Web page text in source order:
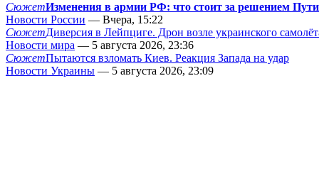
СюжетИзменения в армии РФ: что стоит за решением
Новости России — Вчера, 15:22
СюжетДиверсия в Лейпциге. Дрон возле украинского
Новости мира — 5 августа 2026, 23:36
СюжетПытаются взломать Киев. Реакция Запада на удар
Новости Украины — 5 августа 2026, 23:09